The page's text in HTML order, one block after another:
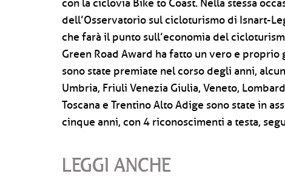
con la ciclovia Bike to Coast. Nella stessa
dell’Osservatorio sul cicloturismo di Isnart-
che farà il punto sull’economia del
Green Road Award ha fatto un vero e
sono state premiate nel corso degli anni,
Umbria, Friuli Venezia Giulia, Veneto,
Toscana e Trentino Alto Adige sono state in
cinque anni, con 4 riconoscimenti a testa,
LEGGI ANCHE